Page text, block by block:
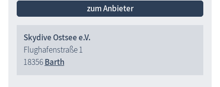
zum Anbieter
Skydive Ostsee e.V.
Flughafenstraße 1
18356Barth